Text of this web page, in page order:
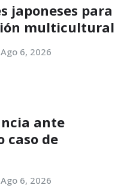
japoneses para
multicultural
Ago 6, 2026
ante
caso de
Ago 6, 2026